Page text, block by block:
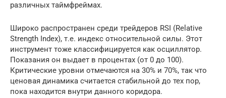
различных таймфреймах.
Широко распространен среди трейдеров RSI (Relative
Strength Index), т.е. индекс относительной силы. Этот
инструмент тоже классифицируется как осциллятор.
Показания он выдает в процентах (от 0 до 100).
Критические уровни отмечаются на 30% и 70%, так что
ценовая динамика считается стабильной до тех пор,
пока находится внутри данного коридора.